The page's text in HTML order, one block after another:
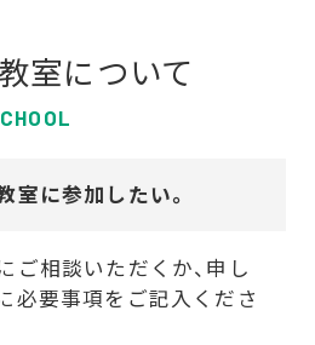
室について
室に参加したい。
ご相談いただくか、申し
必要事項をご記入くださ